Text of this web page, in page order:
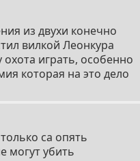
из двухи конечно
вилкой Леонкура
играть, особенно
которая на это дело
са опять
могут убить